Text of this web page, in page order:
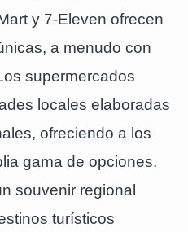
y 7-Eleven ofrecen
a menudo con
supermercados
locales elaboradas
ofreciendo a los
gama de opciones.
souvenir regional
turísticos